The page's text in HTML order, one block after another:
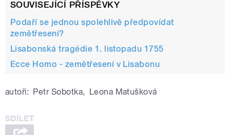
SOUVISEJÍCÍ PŘÍSPĚVKY
Podaří se jednou spolehlivě předpovídat
zemětřesení?
Lisabonská tragédie 1. listopadu 1755
Ecce Homo - zemětřesení v Lisabonu
autoři: Petr Sobotka, Leona Matušková